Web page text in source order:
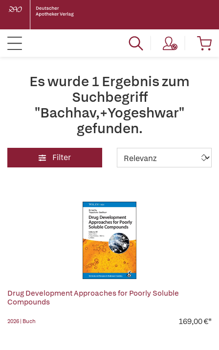
Es wurde 1 Ergebnis zum
Suchbegriff
"Bachhav,+Yogeshwar"
gefunden.
Filter
Drug Development Approaches for Poorly Soluble
Compounds
2026 | Buch 169,00 €*